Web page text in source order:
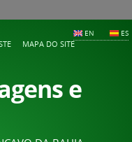
EN ES
MAPA DO SITE
e